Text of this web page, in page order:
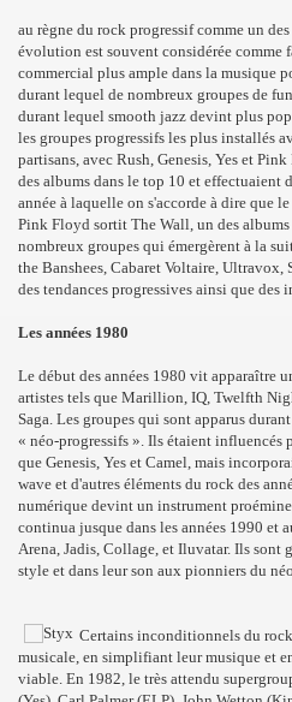
au règne du rock progressif comme un
évolution est souvent considérée comme
commercial plus ample dans la musique
durant lequel de nombreux groupes de
durant lequel smooth jazz devint plus
les groupes progressifs les plus installés
partisans, avec Rush, Genesis, Yes et
des albums dans le top 10 et effectuaient
année à laquelle on s'accorde à dire que
Pink Floyd sortit The Wall, un des
nombreux groupes qui émergèrent à la
the Banshees, Cabaret Voltaire,
des tendances progressives ainsi que des
Les années 1980
Le début des années 1980 vit apparaître
artistes tels que Marillion, IQ, Twelfth
Saga. Les groupes qui sont apparus
« néo-progressifs ». Ils étaient influencés
que Genesis, Yes et Camel, mais
wave et d'autres éléments du rock des
numérique devint un instrument
continua jusque dans les années 1990 et
Arena, Jadis, Collage, et Iluvatar. Ils sont
style et dans leur son aux pionniers du
Certains inconditionnels du
musicale, en simplifiant leur musique et
viable. En 1982, le très attendu